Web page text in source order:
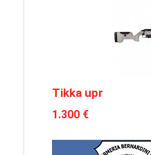
Tikka upr
1.300 €